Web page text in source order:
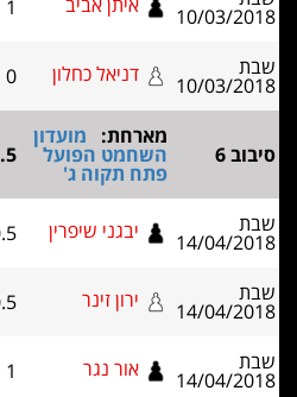
10/
1
10/ דניאל כחלון 0
מארחת:מועדון
השחמט הפועל
פתח תקוה ג'
3.5
1.0
14/ יבגני שיפרין 0.5
0.5
14/ ירון זינר 0.5
14/ אור נגר